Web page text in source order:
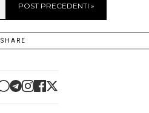
POST PRECEDENTI »
SHARE